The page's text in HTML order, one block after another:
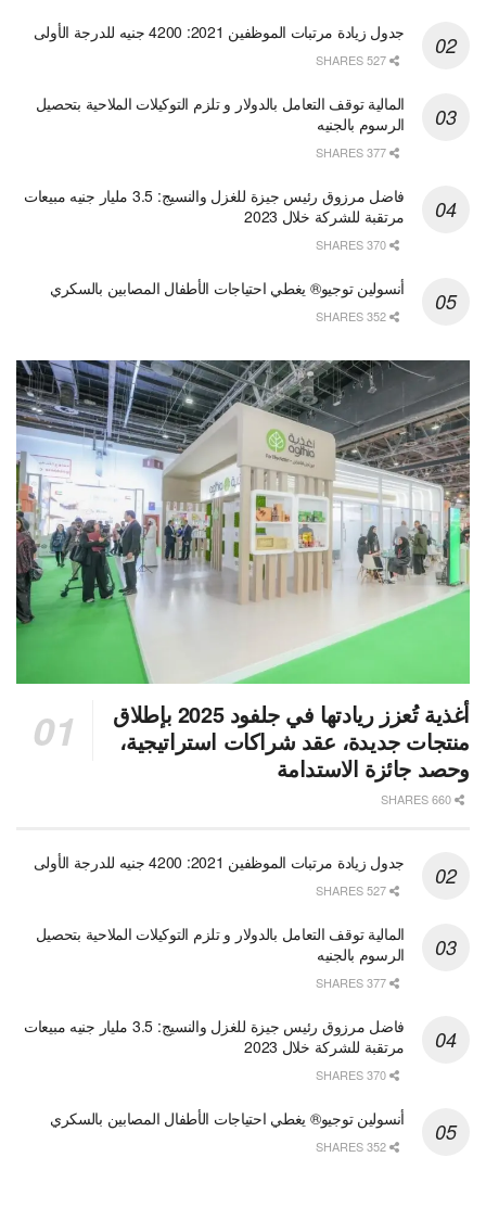
جدول زيادة مرتبات الموظفين 2021: 4200 جنيه للدرجة الأولى
المالية توقف التعامل بالدولار و تلزم التوكيلات الملاحية بتحصيل
الرسوم بالجنيه
فاضل مرزوق رئيس جيزة للغزل والنسيج: 3.5 مليار جنيه مبيعات
مرتقبة للشركة خلال 2023
أنسولين توجيو® يغطي احتياجات الأطفال المصابين بالسكري
أغذية تُعزز ريادتها في جلفود 2025 بإطلاق
منتجات جديدة، عقد شراكات استراتيجية،
وحصد جائزة الاستدامة
جدول زيادة مرتبات الموظفين 2021: 4200 جنيه للدرجة الأولى
المالية توقف التعامل بالدولار و تلزم التوكيلات الملاحية بتحصيل
الرسوم بالجنيه
فاضل مرزوق رئيس جيزة للغزل والنسيج: 3.5 مليار جنيه مبيعات
مرتقبة للشركة خلال 2023
أنسولين توجيو® يغطي احتياجات الأطفال المصابين بالسكري